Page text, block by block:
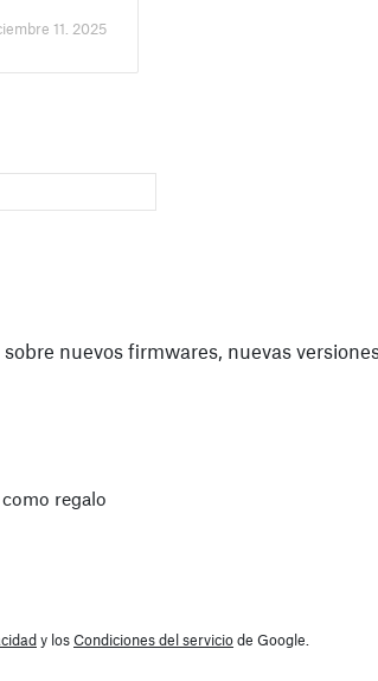
11. 2025
nuevos firmwares, nuevas
regalo
y losCondiciones del serviciode Google.